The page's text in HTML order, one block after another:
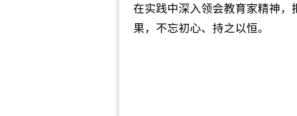
在实践中深入领会教育家精神
果，不忘初心、持之以恒。